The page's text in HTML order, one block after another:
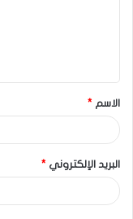
الاسم *
البريد الإلكتروني *